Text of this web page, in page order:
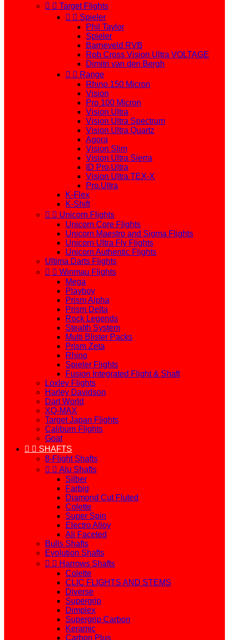
  Target Flights
  Spieler
Phil Taylor
Spieler
Barneveld RVB
Rob Cross Vision Ultra VOLTAGE
Dimitri van den Bergh
  Range
Rhino 150 Micron
Vision
Pro 100 Micron
Vision Ultra
Vision Ultra Spectrum
Vision Ultra Quartz
Agora
Vision Slim
Vision Ultra Sierra
ID Pro.Ultra
Vision Ultra TEX-X
Pro.Ultra
K-Flex
K-Shift
  Unicorn Flights
Unicorn Core Flights
Unicorn Maestro and Sigma Flights
Unicorn Ultra Fly Flights
Unicorn Authentic Flights
Ultima Darts Flights
  Winmau Flights
Mega
Playboy
Prism Alpha
Prism Delta
Rock Legends
Stealth System
Multi Blister Packs
Prism Zeta
Rhino
Spieler Flights
Fusion Integrated Flight & Shaft
Loxley Flights
Harley Davidson
Dart World
XQ-MAX
Target Japan Flights
Caliburn Flights
Goat
  SHAFTS
8-Flight Shafts
  Alu Shafts
Silber
Farbig
Diamond Cut Fluted
Colette
Super Spin
Electro Alloy
Ali Faceted
Bulls Shafts
Evolution Shafts
  Harrows Shafts
Colette
CLIC FLIGHTS AND STEMS
Diverse
Supergrip
Dimplex
Supergrip Carbon
Keramic
Carbon Plus